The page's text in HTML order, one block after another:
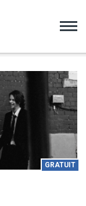
GRATUIT